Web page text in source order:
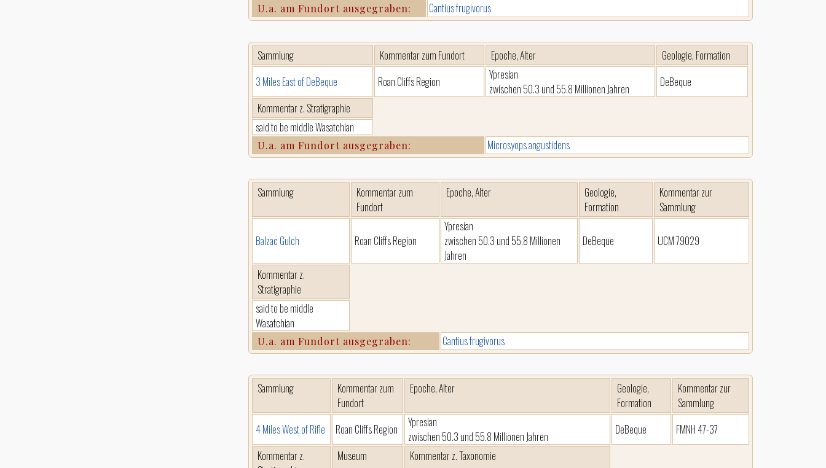
U.a. am Fundort ausgegraben: Cantius frugivorus
Sammlung Kommentar zum Fundort Epoche, Alter
Geologie, Formation
3 Miles East of DeBeque
Roan Cliffs Region
Ypresian
zwischen 50.3 und 55.8 Millionen Jahren
DeBeque
Kommentar z. Stratigraphie
said to be middle Wasatchian
U.a. am Fundort ausgegraben: Microsyops angustidens
Sammlung
Kommentar zum
Fundort
Epoche, Alter
Geologie,
Formation
Kommentar zur
Sammlung
Balzac Gulch Roan Cliffs Region
Ypresian
zwischen 50.3 und 55.8 Millionen
Jahren
DeBeque UCM 79029
Kommentar z.
Stratigraphie
said to be middle
Wasatchian
U.a. am Fundort ausgegraben: Cantius frugivorus
Sammlung
Kommentar zum
Fundort
Epoche, Alter
Geologie,
Formation
Kommentar zur
Sammlung
4 Miles West of Rifle
Roan Cliffs Region
Ypresian
zwischen 50.3 und 55.8 Millionen Jahren
DeBeque
FMNH 47-37
Kommentar z.
Museum Kommentar z. Taxonomie